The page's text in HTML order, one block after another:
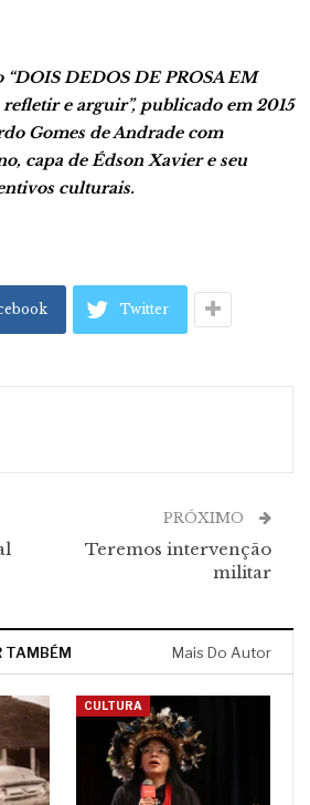
DEDOS DE PROSA EM
e arguir”, publicado em 2015
Gomes de Andrade com
capa de Édson Xavier e seu
culturais.
Twitter
PRÓXIMO
Teremos intervenção
militar
TAMBÉM Mais Do Autor
CULTURA